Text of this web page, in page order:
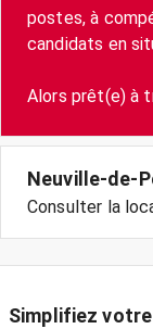
postes, à
candidats en
Neuville-de-
Consulter la
Simplifiez